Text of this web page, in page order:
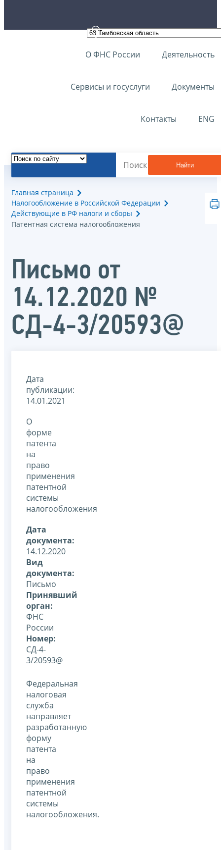
О ФНС России Деятельность
Сервисы и госуслуги Документы
Контакты ENG
Найти
Главная страница
Налогообложение в Российской Федерации
Действующие в РФ налоги и сборы
Патентная система налогообложения
Письмо от
14.12.2020 №
СД-4-3/20593@
Дата
публикации:
14.01.2021
О
форме
патента
на
право
применения
патентной
системы
налогообложения
Дата
документа:
14.12.2020
Вид
документа:
Письмо
Принявший
орган:
ФНС
России
Номер:
СД-4-
3/20593@
Федеральная
налоговая
служба
направляет
разработанную
форму
патента
на
право
применения
патентной
системы
налогообложения.